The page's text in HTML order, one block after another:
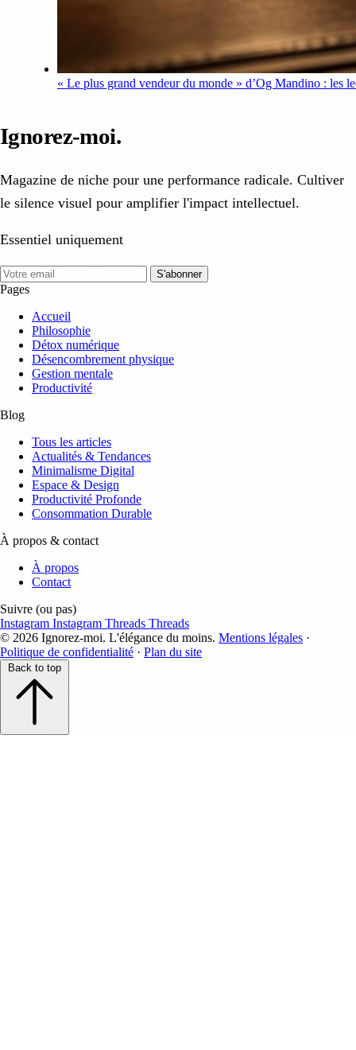
« Le plus grand vendeur du monde » d’Og Mandino : les
Ignorez-moi.
Magazine de niche pour une performance radicale. Cultiver
le silence visuel pour amplifier l'impact intellectuel.
Essentiel uniquement
S'abonner
Pages
Accueil
Philosophie
Détox numérique
Désencombrement physique
Gestion mentale
Productivité
Blog
Tous les articles
Actualités & Tendances
Minimalisme Digital
Espace & Design
Productivité Profonde
Consommation Durable
À propos & contact
À propos
Contact
Suivre (ou pas)
Instagram Instagram Threads Threads
© 2026 Ignorez-moi. L'élégance du moins. Mentions légales ·
Politique de confidentialité · Plan du site